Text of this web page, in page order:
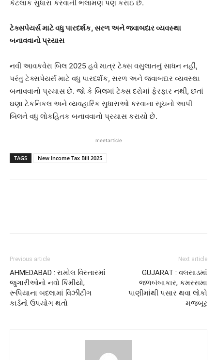
કેટલાક સુધારા કરવાની ભલામણ પણ કરાઇ છે.
ટેક્સપેયર્સ માટે વધુ પારદર્શક, સરળ અને જવાબદાર વ્યવસ્થા
બનાવવાનો પ્રયાસ
નવી આવકવેરા બિલ 2025 હવે માત્ર ટેક્સ વસુલાતનું સાધન નહીં,
પરંતુ ટેક્સપેયર્સ માટે વધુ પારદર્શક, સરળ અને જવાબદાર વ્યવસ્થા
બનાવવાનો પ્રયાસ છે. જો કે બિલમાં ટેક્સ દરોમાં ફેરફાર નથી, છતાં
ઘણા ટેકનિકલ અને વ્યવહારિક સુધારાઓ કરવાના સૂચનો આપી
બિલને વધુ લોકહિતક બનાવવાનો પ્રયાસ કરાયો છે.
meetarticle
TAGS New Income Tax Bill 2025
Previous article
AHMEDABAD : રામોલ વિસ્તારમાં
જુગારીઓનો નવો કિમીયો,
રૂપિયાના બદલામાં વિઝીટીંગ
કાર્ડનો ઉપયોગ થતો
Next article
GUJARAT : વલસાડમાં
જળબંબાકાર, કમરસમા
પાણીમાંથી પસાર થવા લોકો
મજબૂર